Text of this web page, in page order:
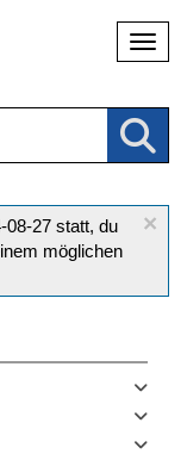
×
08-27 statt, du
möglichen